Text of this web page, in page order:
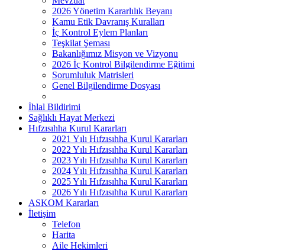
2026 Yönetim Kararlılık Beyanı
Kamu Etik Davranış Kuralları
İç Kontrol Eylem Planları
Teşkilat Şeması
Bakanlığımız Misyon ve Vizyonu
2026 İç Kontrol Bilgilendirme Eğitimi
Sorumluluk Matrisleri
Genel Bilgilendirme Dosyası
İhlal Bildirimi
Sağlıklı Hayat Merkezi
Hıfzısıhha Kurul Kararları
2021 Yılı Hıfzısıhha Kurul Kararları
2022 Yılı Hıfzısıhha Kurul Kararları
2023 Yılı Hıfzısıhha Kurul Kararları
2024 Yılı Hıfzısıhha Kurul Kararları
2025 Yılı Hıfzısıhha Kurul Kararları
2026 Yılı Hıfzısıhha Kurul Kararları
ASKOM Kararları
İletişim
Telefon
Harita
Aile Hekimleri